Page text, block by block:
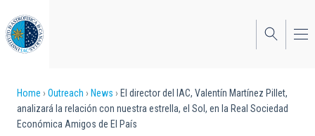
to
main
content
Breadcrumb
Home Outreach News
El director del IAC, Valentín Martínez Pillet,
analizará la relación con nuestra estrella, el Sol, en la Real Sociedad
Económica Amigos de El País